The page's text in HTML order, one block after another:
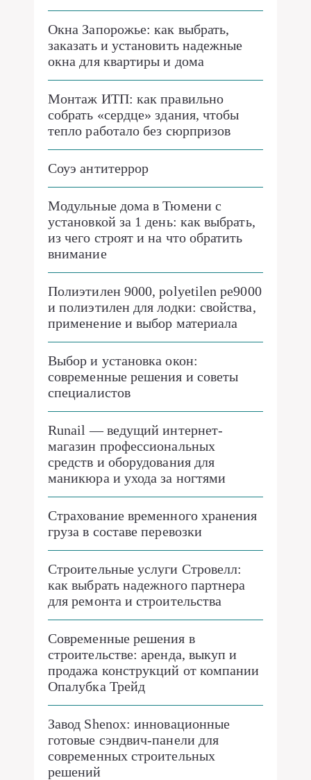
Окна Запорожье: как выбрать,
заказать и установить надежные
окна для квартиры и дома
Монтаж ИТП: как правильно
собрать «сердце» здания, чтобы
тепло работало без сюрпризов
Соуэ антитеррор
Модульные дома в Тюмени с
установкой за 1 день: как выбрать,
из чего строят и на что обратить
внимание
Полиэтилен 9000, polyetilen pe9000
и полиэтилен для лодки: свойства,
применение и выбор материала
Выбор и установка окон:
современные решения и советы
специалистов
Runail — ведущий интернет-
магазин профессиональных
средств и оборудования для
маникюра и ухода за ногтями
Страхование временного хранения
груза в составе перевозки
Строительные услуги Стровелл:
как выбрать надежного партнера
для ремонта и строительства
Современные решения в
строительстве: аренда, выкуп и
продажа конструкций от компании
Опалубка Трейд
Завод Shenox: инновационные
готовые сэндвич-панели для
современных строительных
решений